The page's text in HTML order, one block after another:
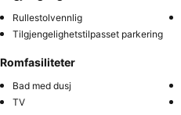
Rullestolvennlig
Tilgjengelighetstilpasset parkering
Romfasiliteter
Bad med dusj
TV